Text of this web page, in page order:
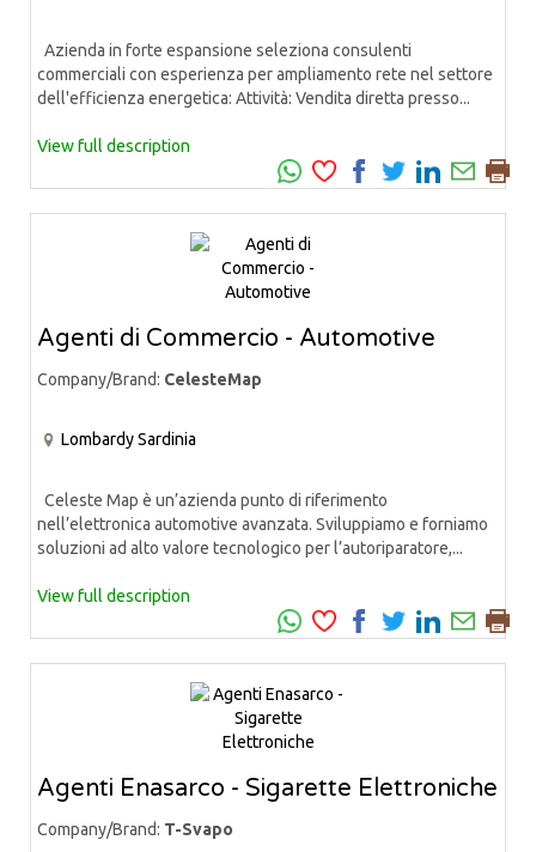
Azienda in forte espansione seleziona consulenti
commerciali con esperienza per ampliamento rete nel settore
dell'efficienza energetica: Attività: Vendita diretta presso...
View full description
Agenti di Commercio - Automotive
Company/Brand: CelesteMap
LombardySardinia
Celeste Map è un’azienda punto di riferimento
nell’elettronica automotive avanzata. Sviluppiamo e forniamo
soluzioni ad alto valore tecnologico per l’autoriparatore,...
View full description
Agenti Enasarco - Sigarette Elettroniche
Company/Brand: T-Svapo